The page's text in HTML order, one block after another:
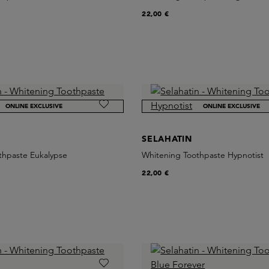
22,00 €
ONLINE EXCLUSIVE
Eukalypse
ONLINE EXCLUSIVE
SELAHATIN
Whitening Toothpaste Hypnotist
22,00 €